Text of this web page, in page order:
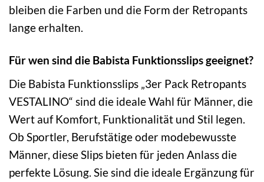
bleiben die Farben und die Form der Retropants
lange erhalten.
Für wen sind die Babista Funktionsslips geeignet?
Die Babista Funktionsslips „3er Pack Retropants
VESTALINO“ sind die ideale Wahl für Männer, die
Wert auf Komfort, Funktionalität und Stil legen.
Ob Sportler, Berufstätige oder modebewusste
Männer, diese Slips bieten für jeden Anlass die
perfekte Lösung. Sie sind die ideale Ergänzung für